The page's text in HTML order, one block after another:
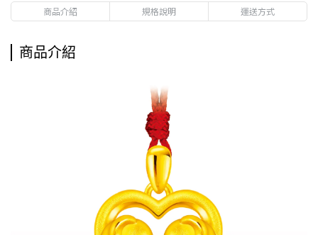
商品介紹 規格說明 運送方式
商品介紹